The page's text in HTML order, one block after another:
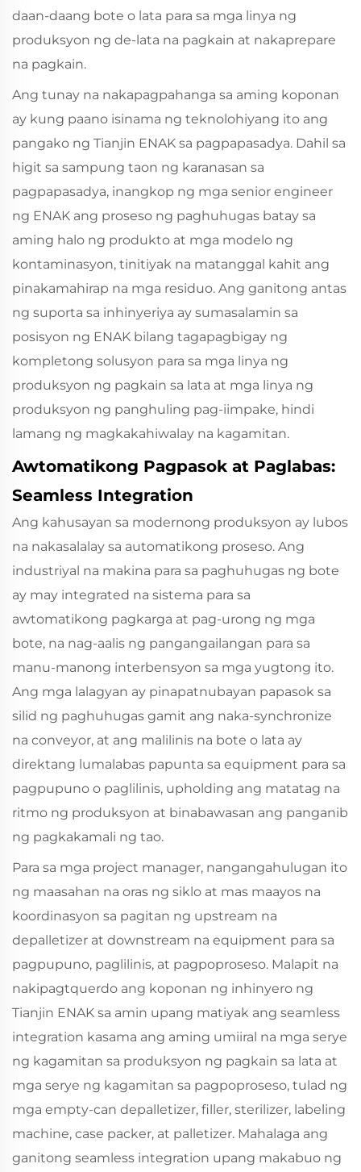
daan-daang bote o lata para sa mga linya ng
produksyon ng de-lata na pagkain at nakaprepare
na pagkain.
Ang tunay na nakapagpahanga sa aming koponan
ay kung paano isinama ng teknolohiyang ito ang
pangako ng Tianjin ENAK sa pagpapasadya. Dahil sa
higit sa sampung taon ng karanasan sa
pagpapasadya, inangkop ng mga senior engineer
ng ENAK ang proseso ng paghuhugas batay sa
aming halo ng produkto at mga modelo ng
kontaminasyon, tinitiyak na matanggal kahit ang
pinakamahirap na mga residuo. Ang ganitong antas
ng suporta sa inhinyeriya ay sumasalamin sa
posisyon ng ENAK bilang tagapagbigay ng
kompletong solusyon para sa mga linya ng
produksyon ng pagkain sa lata at mga linya ng
produksyon ng panghuling pag-iimpake, hindi
lamang ng magkakahiwalay na kagamitan.
Awtomatikong Pagpasok at Paglabas:
Seamless Integration
Ang kahusayan sa modernong produksyon ay lubos
na nakasalalay sa automatikong proseso. Ang
industriyal na makina para sa paghuhugas ng bote
ay may integrated na sistema para sa
awtomatikong pagkarga at pag-urong ng mga
bote, na nag-aalis ng pangangailangan para sa
manu-manong interbensyon sa mga yugtong ito.
Ang mga lalagyan ay pinapatnubayan papasok sa
silid ng paghuhugas gamit ang naka-synchronize
na conveyor, at ang malilinis na bote o lata ay
direktang lumalabas papunta sa equipment para sa
pagpupuno o paglilinis, upholding ang matatag na
ritmo ng produksyon at binabawasan ang panganib
ng pagkakamali ng tao.
Para sa mga project manager, nangangahulugan ito
ng maasahan na oras ng siklo at mas maayos na
koordinasyon sa pagitan ng upstream na
depalletizer at downstream na equipment para sa
pagpupuno, paglilinis, at pagpoproseso. Malapit na
nakipagtquerdo ang koponan ng inhinyero ng
Tianjin ENAK sa amin upang matiyak ang seamless
integration kasama ang aming umiiral na mga serye
ng kagamitan sa produksyon ng pagkain sa lata at
mga serye ng kagamitan sa pagpoproseso, tulad ng
mga empty-can depalletizer, filler, sterilizer, labeling
machine, case packer, at palletizer. Mahalaga ang
ganitong seamless integration upang makabuo ng